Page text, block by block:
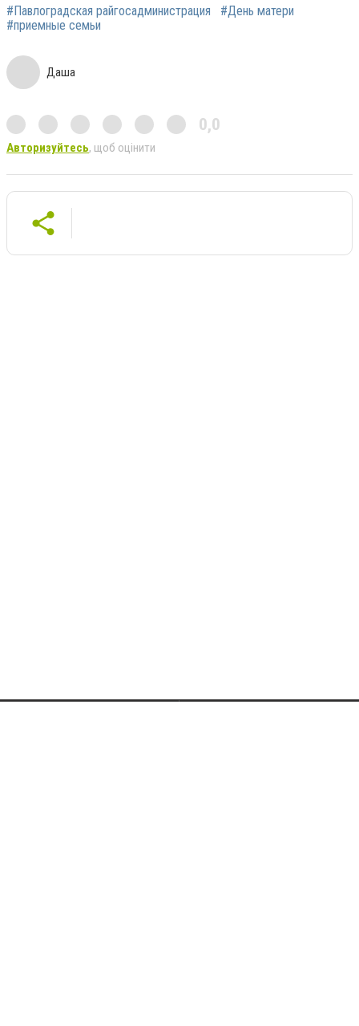
#Павлоградская райгосадминистрация
#День матери
#приемные семьи
Даша
0,0
Авторизуйтесь, щоб оцінити